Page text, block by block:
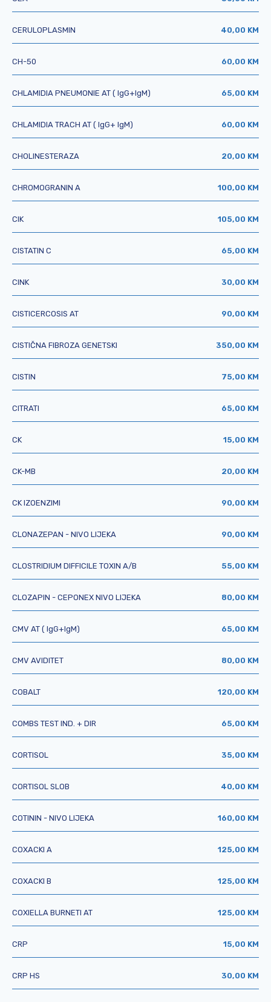
CERULOPLASMIN 40,00 KM
CH-50 60,00 KM
CHLAMIDIA PNEUMONIE AT ( IgG+IgM) 65,00 KM
CHLAMIDIA TRACH AT ( IgG+ IgM) 60,00 KM
CHOLINESTERAZA 20,00 KM
CHROMOGRANIN A 100,00 KM
CIK 105,00 KM
CISTATIN C 65,00 KM
CINK 30,00 KM
CISTICERCOSIS AT 90,00 KM
CISTIČNA FIBROZA GENETSKI 350,00 KM
CISTIN 75,00 KM
CITRATI 65,00 KM
CK 15,00 KM
CK-MB 20,00 KM
CK IZOENZIMI 90,00 KM
CLONAZEPAN - NIVO LIJEKA 90,00 KM
CLOSTRIDIUM DIFFICILE TOXIN A/B 55,00 KM
CLOZAPIN - CEPONEX NIVO LIJEKA 80,00 KM
CMV AT ( IgG+IgM) 65,00 KM
CMV AVIDITET 80,00 KM
COBALT 120,00 KM
COMBS TEST IND. + DIR 65,00 KM
CORTISOL 35,00 KM
CORTISOL SLOB 40,00 KM
COTININ - NIVO LIJEKA 160,00 KM
COXACKI A 125,00 KM
COXACKI B 125,00 KM
COXIELLA BURNETI AT 125,00 KM
CRP 15,00 KM
CRP HS 30,00 KM